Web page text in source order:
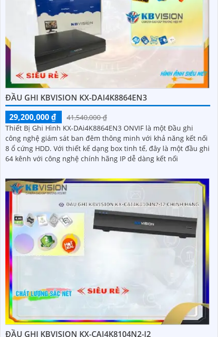
ĐẦU GHI KBVISION KX-DAI4K8864EN3
29,200,000 ₫
41,540,000 ₫
Thiết Bị Ghi Hình KX-DAi4K8864EN3 ONVIF là một Đầu ghi
công nghệ giám sát ban đêm thông minh với khả năng kết nối
8 ổ cứng HDD. Với thiết kế dạng box tinh tế, đây là một đầu ghi
64 kênh với công nghệ chính hãng IP dễ dàng kết nối
ĐẦU GHI KBVISION KX-CAI4K8104N2-I2